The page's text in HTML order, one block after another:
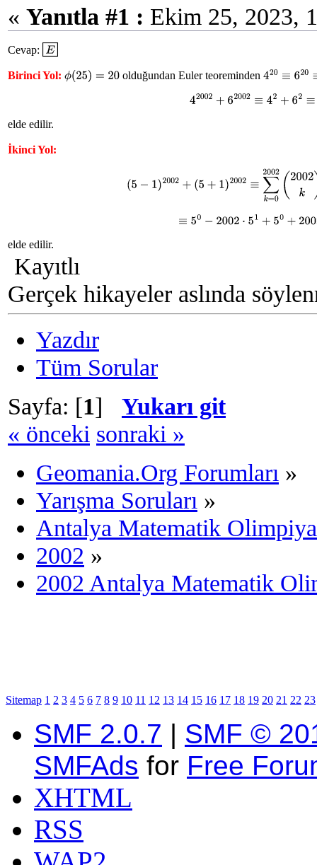
« Yanıtla #1 : Ekim 25, 2023,
Cevap: E
Birinci Yol: ϕ(25)= 20 olduğundan Euler teoreminden420 ≡6 20≡ 1
42002+ 62002 ≡42+ 62
elde edilir.
İkinci Yol:
2002(2002k)(
≡50−2002 ⋅5 1+50+
elde edilir.
Kayıtlı
Gerçek hikayeler aslında
Yazdır
Tüm Sorular
Sayfa: [1] Yukarı git
« önceki sonraki »
Geomania.Org Forumları »
Yarışma Soruları »
Antalya Matematik
2002 »
2002 Antalya Matematik
Sitemap 1 2 3 4 5 6 7 8 9 10 11 12 13 14 15 16 17 18 19 20 21 22 23
SMF 2.0.7 | SMF ©
SMFAds for Free
XHTML
RSS